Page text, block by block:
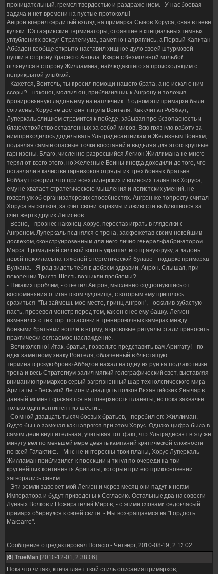
проницательный, гремел твердостью и раздражением. - У нас боевая
задача и нет времени на пустые протоколы!
Ангрон вперил сердитый взгляд на примарха Сынов Хоруса, сжав в гневе
кулаки. Юстаэринские терминаторы, стоявшие в специальных темных
углублениях вокруг Стратегиума, заметно напряглись, а Первый Капитан
Аббадон вообще открыто наставил хищное дуло своей штурмовой
пушки в сторону Красного Ангела. Кхарн с безмолвной мольбой
оглянулся в сторону Жилламана, наблюдавшего за происходящим с
неприкрытой улыбкой.
- Кажется, Воитель, ты просил помощи нашего брата, а не искал с ним
ссоры? - наконец молвил он, приблизившиь к Ангрону и положив
бронированную ладонь ему на наплечник. В одном эти примархи были
согласны: Хорус не достоин титула Воителя. Как считал Роббаут,
Луперкаль слишком стремится к победе, забывая про безопасность и
благоустройство оставленных за собой миров. Всю грязную работу за
ним приходилось доделывать Ультрадесантникам и Железным Воинам,
подавляя самые опасные точки восстаний и выделяя для этого крупные
гарнизоны. Благо, численно разросшийся Легион Жиллимана не много
терял от всего этого, но Железные Воины иногда доходили до того, что
оставляли в качестве гарнизонов отряды из трех боевых братьев.
Роббаут говорил, что при всех лидерских и воинских талантах Хоруса,
ему не хватает стратегического мышления и логистских умений, не
говоря уж об организаторских способностях. Ангрон же попросту считал
Хоруса выскочкой, за счет своей харизмы и лживости выбившегося за
счет жертв других Легионов.
- Верно, - прознес наконец Хорус, перестав играть в гляделки с
Ангроном. Луперкаль поднялся с трона, заскрежетав своим новейшим
доспехом, сконструированным для него лично генерал-фабрикатором
Марса. Громадный силовой коготь украшал его правую руку, а ладонь
левой покоилась на тяжелой энергетической булаве - подарке примарха
Вулкана. - Я рад видеть тебя в добром здравии, Анрон. Слышал, при
покорении Триста-Шесть возникли проблемы?
- Никаких проблем, - ответил Ангрон, мысленно содрогнувшись от
воспоминания о гигантском чудовище, с которым ему пришлось
сразиться. "Ты займешь мое место, принц Ангрон", - оскалив зубастую
пасть, проревел монстр перед тем, как он снес ему башку. Легион
изменился с тех пор: потасовки в тренировочных камерах между
боевыми братьями вошли в норму, а крововые ритуалы стали приносить
практически осязаемое наслаждение.
- Великолепно! Итак, братья, позвольте представить вам Ариггату! - по
едва заметному знаку Воителя, облаченный в блестящую
терминаторскую броню Аббадон нажал на одну из рун на подлакотнике
трона и весь Стратегиум залил мягкий голографический свет, выставляя
вниманию примархов серый загрязненный шар технологического мира
Ариггаты. - Весь мой Легион и двадцать полков Византийских Янычар в
данный момент сражаются на поверхности планеты, но пока захвачен
только один континент из шести...
- Со мной двадцать тысяч боевых братьев, - перебил его Жиллиман,
будто бы не замечая как напрягся при этом Хорус. Однако цифра была в
самом деле внушительная, учитывая тот факт, что Ультрадесант в эту же
минуту вел по меньшей мере девять кампаний критической сложности
по всей Галактике. - Мне не интересны твои планы, Хорус Луперкаль.
Жилламан приблизился к проекции и ткнул по очереди на три
крупнейших континента Ариггаты, которые при его прикосновении
загнорались синим.
- Эти земли завоюет мой Легион и через месяц они падут к ногам
Императора и будут приведены к Согласию. Остальные два на совести
Лунных Волков и Пожирателей Миров, - с этими словами седовласый
примарх обернулся к своей свите. - Мы возвращаемся на "Гордость
Макрагге".
Сообщение отредактировал Horacio - Четверг, 2010-08-19, 2:12:02
[6] TrueMan [2010-12-01, 2:38:06]
Пока что читаю, впечатляет твой стиль описания примархов,